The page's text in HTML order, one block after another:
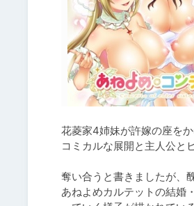
花菱家4姉妹が許嫁の座を
コミカルな展開と主人公と
奪い合うと書きましたが、
あねよめカルテットの結婚